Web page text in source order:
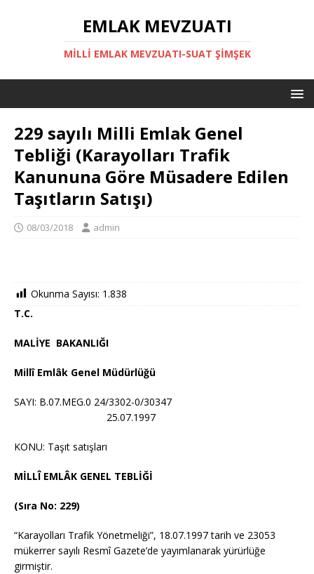
EMLAK MEVZUATI
MILLI EMLAK MEVZUATI-SUAT ŞİMŞEK
229 sayılı Milli Emlak Genel
Tebliği (Karayolları Trafik
Kanununa Göre Müsadere Edilen
Taşıtların Satışı)
08/03/2018 admin
Okunma Sayısı: 1.838
T.C.
MALİYE BAKANLIĞI
Millî Emlâk Genel Müdürlüğü
SAYI: B.07.MEG.0 24/3302-0/30347
25.07.1997
KONU: Taşıt satışları
MİLLÎ EMLÂK GENEL TEBLİĞİ
(Sıra No: 229)
“Karayolları Trafik Yönetmeliği”, 18.07.1997 tarih ve 23053
mükerrer sayılı Resmî Gazete’de yayımlanarak yürürlüğe
girmiştir.